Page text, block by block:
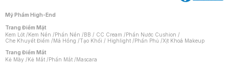
Mỹ Phẩm High-End
Trang Điểm Mặt
Kem Lót /Kem Nền /Phấn Nền /BB / CC Cream /Phấn Nước Cushion /
Che Khuyết Điểm /Má Hồng /Tạo Khối / Highlight /Phấn Phủ /Xịt Khoá Makeup
Trang Điểm Mắt
Kẻ Mày /Kẻ Mắt /Phấn Mắt /Mascara